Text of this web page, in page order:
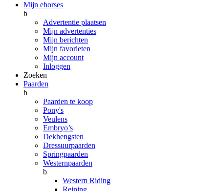
Mijn ehorses
b
Advertentie plaatsen
Mijn advertenties
Mijn berichten
Mijn favorieten
Mijn account
Inloggen
Zoeken
Paarden
b
Paarden te koop
Pony's
Veulens
Embryo’s
Dekhengsten
Dressuurpaarden
Springpaarden
Westernpaarden
b
Western Riding
Reining